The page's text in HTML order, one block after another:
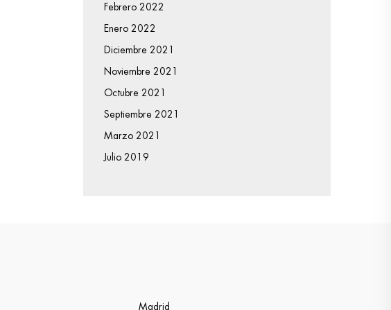
Febrero 2022
Enero 2022
Diciembre 2021
Noviembre 2021
Octubre 2021
Septiembre 2021
Marzo 2021
Julio 2019
Madrid